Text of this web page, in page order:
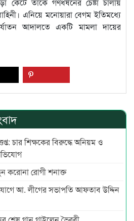
এনিয়ে মনোয়ারা বেগম ইতিমধ্যে
আদালতে একটি মামলা দায়ের
চার শিক্ষকের বিরুদ্ধে অনিয়ম ও
করোনা রোগী শনাক্ত
আ. লীগের সভাপ‌তি আফতাব উদ্দিন